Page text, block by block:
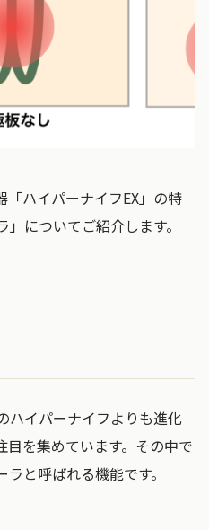
ハイパーナイフEX」の特
についてご紹介します。
ハイパーナイフよりも進化
目を集めています。その中で
と呼ばれる機能です。